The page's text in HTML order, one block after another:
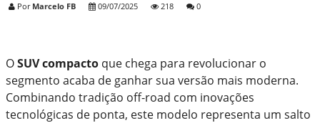
Por Marcelo FB 09/07/2025 218 0
OSUV compacto que chega para revolucionar o
segmento acaba de ganhar sua versão mais moderna.
Combinando tradição off-road com inovações
tecnológicas de ponta, este modelo representa um salto